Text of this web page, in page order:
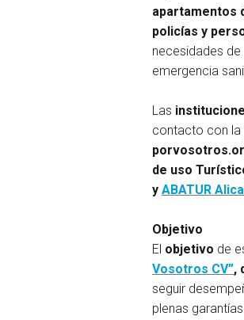
apartamentos
policías y
necesidades
emergencia
Las
contacto con la
de uso
y ABATUR
Objetivo
El objetivo de
Vosotros CV”,
seguir
plenas